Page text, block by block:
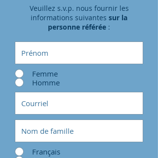
Veuillez s.v.p. nous fournir les
informations suivantes sur la
personne référée :
Femme
Homme
Français